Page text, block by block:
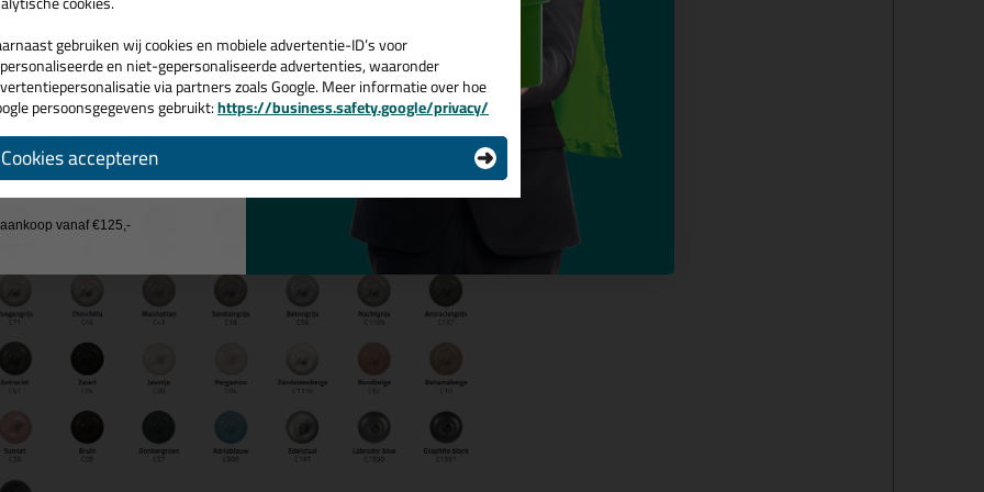
gebruiken wij cookies en mobiele advertentie-ID’s voor
en niet-gepersonaliseerde advertenties, waaronder
via partners zoals Google. Meer informatie over hoe
persoonsgegevens gebruikt:https://business.safety.google/privacy/
Cookies accepteren
de actiecode ›
geen cadeau
vanaf €125,-